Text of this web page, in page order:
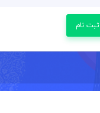
ثبت نام